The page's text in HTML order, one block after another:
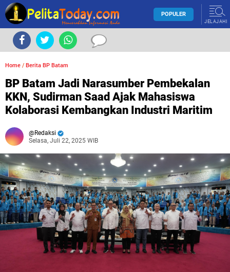
POPULER
JELAJAHI
Home / Berita BP Batam
BP Batam Jadi Narasumber Pembekalan
KKN, Sudirman Saad Ajak Mahasiswa
Kolaborasi Kembangkan Industri Maritim
Redaksi
Selasa, Juli 22, 2025 WIB